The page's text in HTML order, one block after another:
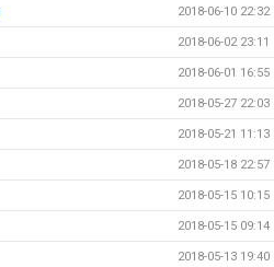
2018-06-10 22:32
2018-06-02 23:11
2018-06-01 16:55
2018-05-27 22:03
2018-05-21 11:13
2018-05-18 22:57
2018-05-15 10:15
2018-05-15 09:14
2018-05-13 19:40